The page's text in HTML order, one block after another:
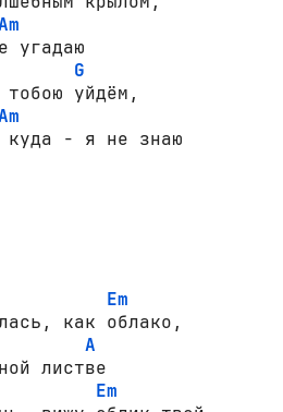
G
- я не знаю
Em
A
Em